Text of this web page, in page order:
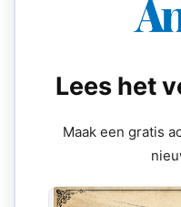
Lees het
Maak een gratis